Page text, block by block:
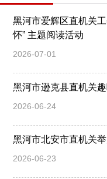
黑河市爱辉区直机关
怀” 主题阅读活动
2026-07-01
黑河市逊克县直机关
2026-06-24
黑河市北安市直机关
2026-06-23